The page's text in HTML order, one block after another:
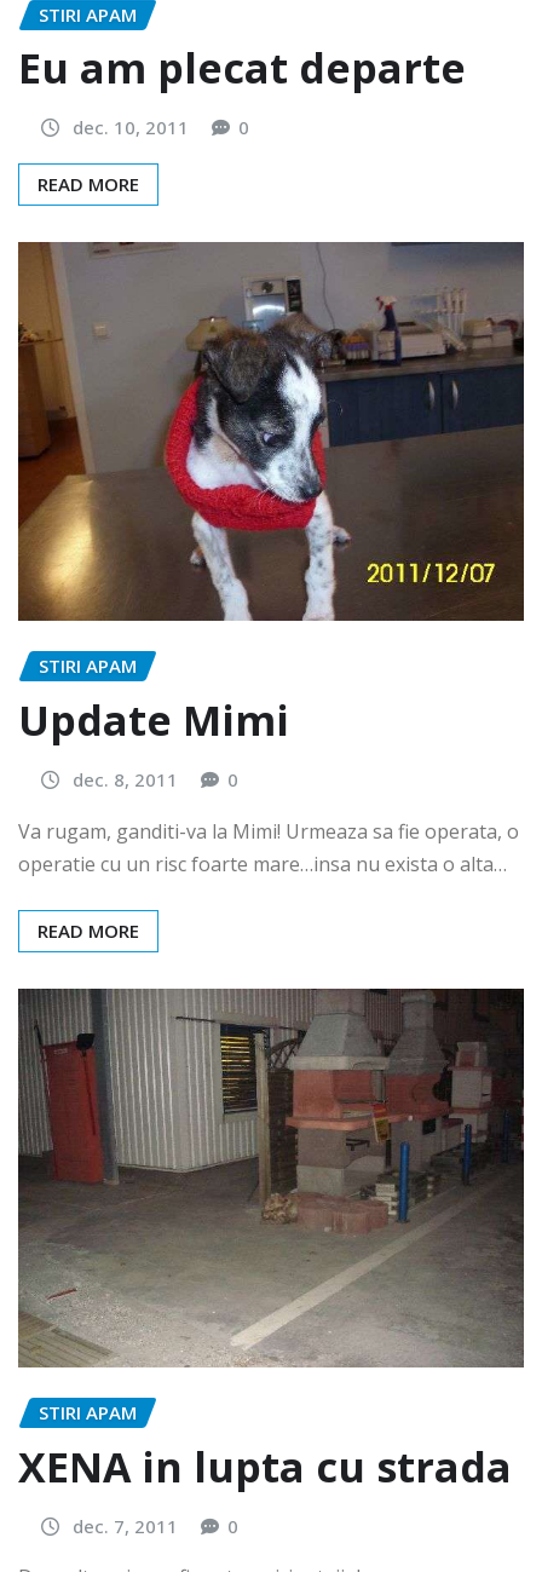
STIRI APAM
Eu am plecat departe
dec. 10, 2011 0
READ MORE
STIRI APAM
Update Mimi
dec. 8, 2011 0
Va rugam, ganditi-va la Mimi! Urmeaza sa fie operata, o
operatie cu un risc foarte mare…insa nu exista o alta…
READ MORE
STIRI APAM
XENA in lupta cu strada
dec. 7, 2011 0